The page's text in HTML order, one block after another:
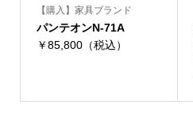
【購入】家具ブランド
パンテオンN-71A
￥85,800（税込）